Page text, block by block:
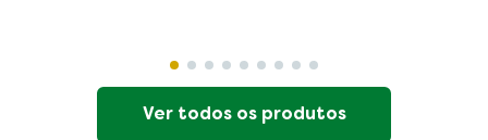
Ver todos os produtos